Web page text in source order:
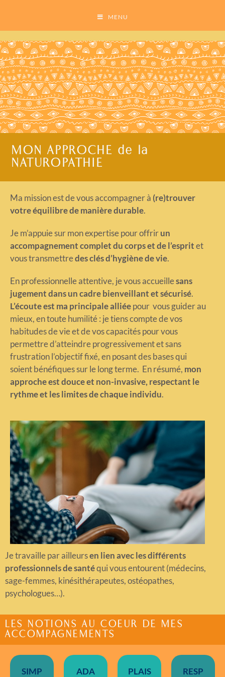
MENU
MON APPROCHE de la
NATUROPATHIE
Ma mission est de vous accompagner à (re)trouver
votre équilibre de manière durable.
Je m’appuie sur mon expertise pour offrirun
accompagnement complet du corps et de l’espritet
vous transmettredes clés d’hygiène de vie.
En professionnelle attentive, je vous accueillesans
jugement dans un cadre bienveillant et sécurisé.
L’écoute est ma principale alliéepour vous guider au
mieux, en toute humilité : je tiens compte de vos
habitudes de vie et de vos capacités pour vous
permettre d’atteindre progressivement et sans
frustration l’objectif fixé, en posant des bases qui
soient bénéfiques sur le long terme. En résumé, mon
approche est douce et non-invasive, respectant le
rythme et les limites de chaque individu.
Je travaille par ailleursen lien avec les différents
professionnels de santéqui vous entourent (médecins,
sage-femmes, kinésithérapeutes, ostéopathes,
psychologues…).
LES NOTIONS AU COEUR DE MES
ACCOMPAGNEMENTS
SIMP
ADA
PLAIS
RESP